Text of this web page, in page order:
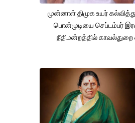
முன்னாள் திமுக உயர்
பொன்முடியை செப்டம்பர்
நீதிமன்றத்தில்